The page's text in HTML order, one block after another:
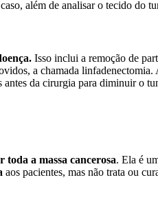
além de analisar o tecido do
Isso inclui a remoção de
a chamada
da cirurgia para diminuir o
a massa cancerosa. Ela é
aos pacientes, mas não trata ou